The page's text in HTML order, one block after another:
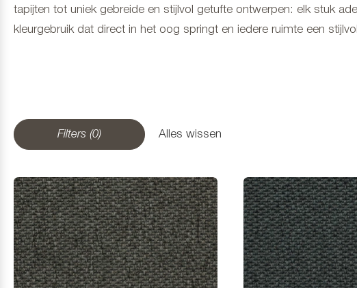
tapijten tot uniek gebreide en stijlvol getufte ontwerpen: elk stuk
kleurgebruik dat direct in het oog springt en iedere ruimte een
Filters (0) Alles wissen